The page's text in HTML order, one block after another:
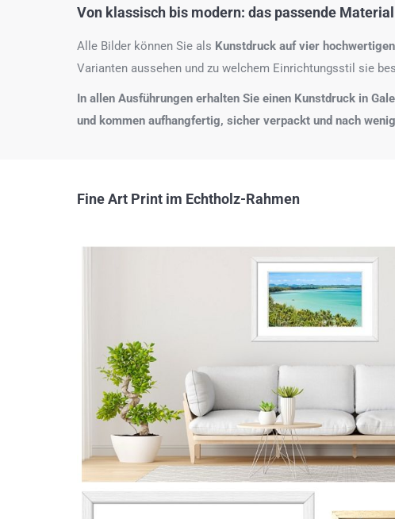
Von klassisch bis modern: das passende
Alle Bilder können Sie als Kunstdruck auf vier
Varianten aussehen und zu welchem Einrichtungsstil sie
In allen Ausführungen erhalten Sie einen Kunstdruck in
und kommen aufhangfertig, sicher verpackt und nach
Fine Art Print im Echtholz-Rahmen